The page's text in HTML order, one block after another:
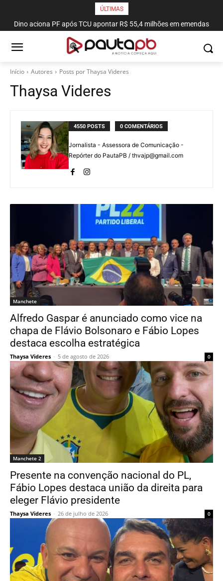
ÚLTIMAS
Dino aciona PF após TCU apontar R$ 55,4 milhões em emendas
suspeitas
Início Autores Posts por Thaysa Videres
Thaysa Videres
4550 POSTS 0 COMENTÁRIOS
Jornalista - Assessora de Comunicação -
Repórter do PautaPB / thvajp@gmail.com
Manchete
Alfredo Gaspar é anunciado como vice na
chapa de Flávio Bolsonaro e Fábio Lopes
destaca escolha estratégica
Thaysa Videres - 5 de agosto de 2026 0
Manchete 2
Presente na convenção nacional do PL,
Fábio Lopes destaca união da direita para
eleger Flávio presidente
Thaysa Videres - 26 de julho de 2026 0